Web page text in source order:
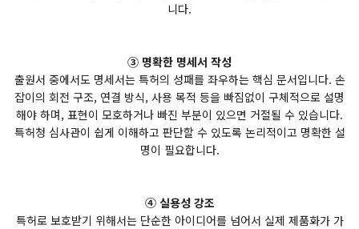
니다.
③ 명확한 명세서 작성
출원서 중에서도 명세서는 특허의 성패를 좌우하는 핵심 문서입니다. 손
잡이의 회전 구조, 연결 방식, 사용 목적 등을 빠짐없이 구체적으로 설명
해야 하며, 표현이 모호하거나 빠진 부분이 있으면 거절될 수 있습니다.
특허청 심사관이 쉽게 이해하고 판단할 수 있도록 논리적이고 명확한 설
명이 필요합니다.
④ 실용성 강조
특허로 보호받기 위해서는 단순한 아이디어를 넘어서 실제 제품화가 가